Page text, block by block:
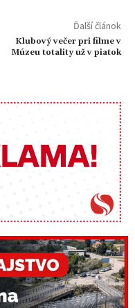
Ďalší článok
Klubový večer pri filme v
Múzeu totality už v piatok